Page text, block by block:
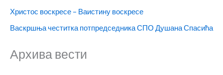
Христос воскресе – Ваистину воскресе
Васкршња честитка потпредседника СПО Душана Спасића
Архива вести